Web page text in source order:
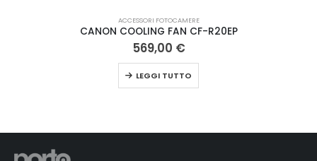
ACCESSORI FOTOCAMERE
CANON COOLING FAN CF-R20EP
569,00 €
LEGGI TUTTO